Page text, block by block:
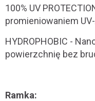
100% UV
promieniowaniem UV-
HYDROPHOBIC -
powierzchnię bez
Ramka: